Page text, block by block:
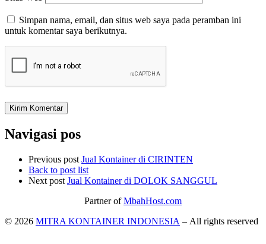
Simpan nama, email, dan situs web saya pada peramban ini
untuk komentar saya berikutnya.
Navigasi pos
Previous post Jual Kontainer di CIRINTEN
Back to post list
Next post Jual Kontainer di DOLOK SANGGUL
Partner ofMbahHost.com
© 2026 MITRA KONTAINER INDONESIA – All rights reserved